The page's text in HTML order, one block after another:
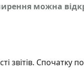
можна
звітів. Спочатку